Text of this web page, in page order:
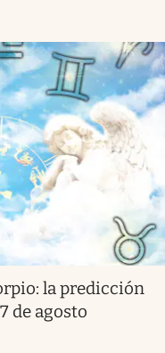
la predicción
de agosto